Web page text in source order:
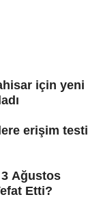
için yeni
erişim testi
3 Ağustos
Etti?